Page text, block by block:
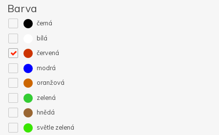
Barva
černá
bílá
červená
modrá
oranžová
zelená
hnědá
světle zelená